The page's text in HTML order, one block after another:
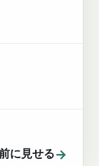
に見せる→